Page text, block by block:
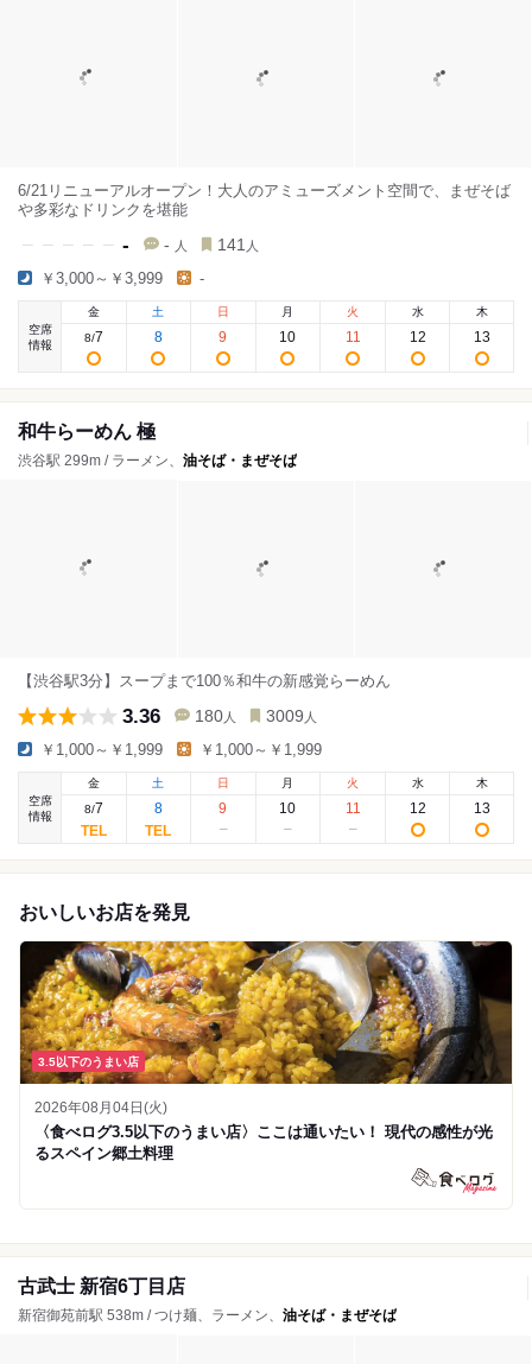
6/21リニューアルオープン！大人のアミューズメント空間で、まぜそば
や多彩なドリンクを堪能
- - 人 141 人
￥3,000～￥3,999 -
空席
情報
金
8/7
土
8
日
9
月
10
火
11
水
12
木
13
和牛らーめん 極
渋谷駅 299m / ラーメン、 油そば・まぜそば
【渋谷駅3分】スープまで100％和牛の新感覚らーめん
3.36 180 人 3009 人
￥1,000～￥1,999 ￥1,000～￥1,999
空席
情報
金
8/7
土
8
日
9
月
10
火
11
水
12
木
13
おいしいお店を発見
3.5以下のうまい店
2026年08月04日(火)
〈食べログ3.5以下のうまい店〉ここは通いたい！ 現代の感性が光
るスペイン郷土料理
古武士 新宿6丁目店
新宿御苑前駅 538m / つけ麺、ラーメン、 油そば・まぜそば